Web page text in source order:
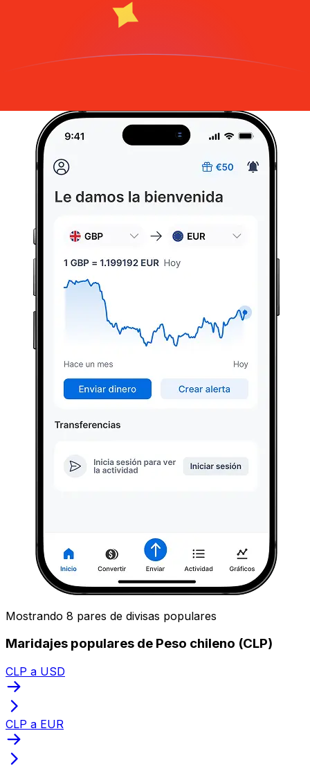
Mostrando 8 pares de divisas populares
Maridajes populares de Peso chileno (CLP)
CLP a USD
CLP a EUR